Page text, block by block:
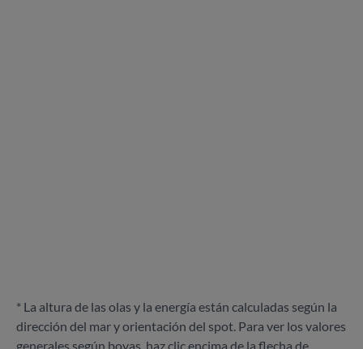
* La altura de las olas y la energía están calculadas según la
dirección del mar y orientación del spot. Para ver los valores
generales según boyas, haz clic encima de la flecha de